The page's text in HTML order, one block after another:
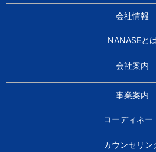
会社情報
NANASEと
会社案内
事業案内
コーディネー
カウンセリン